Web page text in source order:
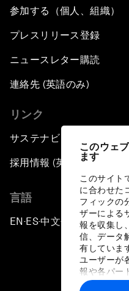
このウェ
ます
このサイト
に合わせた
フィックの
ザーによる
報を収集し
信、データ
有していま
ユーザーが
報や各パー
に収集され
参加する（個人、組織）
プレスリリース登録
ニュースレター購読
連絡先 (英語のみ)
リンク
サステナビリティへの取り
採用情報 (英語のみ)
言語
EN ▪ES▪中文▪ 日本語